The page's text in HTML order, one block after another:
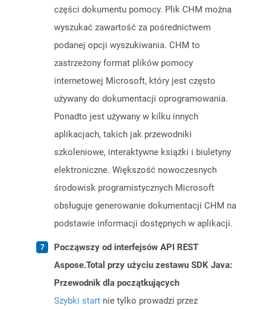
części dokumentu pomocy. Plik CHM można
wyszukać zawartość za pośrednictwem
podanej opcji wyszukiwania. CHM to
zastrzeżony format plików pomocy
internetowej Microsoft, który jest często
używany do dokumentacji oprogramowania.
Ponadto jest używany w kilku innych
aplikacjach, takich jak przewodniki
szkoleniowe, interaktywne książki i biuletyny
elektroniczne. Większość nowoczesnych
środowisk programistycznych Microsoft
obsługuje generowanie dokumentacji CHM na
podstawie informacji dostępnych w aplikacji.
Począwszy od interfejsów API REST
Aspose.Total przy użyciu zestawu SDK Java:
Przewodnik dla początkujących
Szybki start nie tylko prowadzi przez